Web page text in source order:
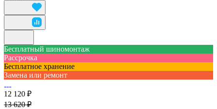
Бесплатный шиномонтаж
Рассрочка
Бесплатное хранение
Замена или ремонт
12 120 ₽
13 620 ₽